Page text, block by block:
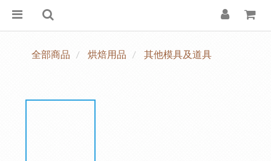
全部商品 烘焙用品 其他模具及道具